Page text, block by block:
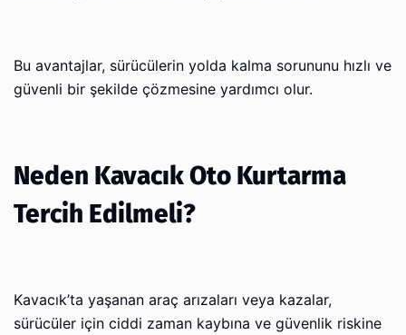
Bu avantajlar, sürücülerin yolda kalma sorununu hızlı ve
güvenli bir şekilde çözmesine yardımcı olur.
Neden Kavacık Oto Kurtarma
Tercih Edilmeli?
Kavacık’ta yaşanan araç arızaları veya kazalar,
sürücüler için ciddi zaman kaybına ve güvenlik riskine